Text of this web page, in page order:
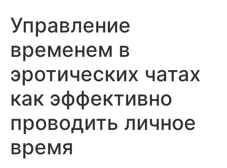
Управление
временем в
эротических чатах
как эффективно
проводить личное
время